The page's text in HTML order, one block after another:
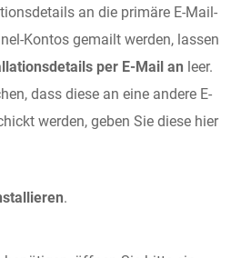
an die primäre E-Mail-
Kontos gemailt werden, lassen
per E-Mail an leer.
dass diese an eine andere E-
werden, geben Sie diese hier
.